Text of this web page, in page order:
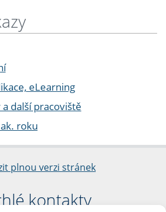
eLearning
další pracoviště
roku
plnou verzi stránek
kontakty